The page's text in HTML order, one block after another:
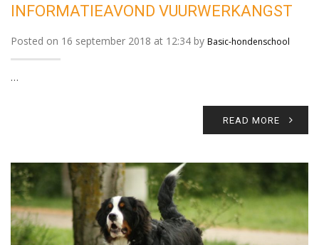
INFORMATIEAVOND VUURWERKANGST
Posted on 16 september 2018 at 12:34 by Basic-hondenschool
…
READ MORE